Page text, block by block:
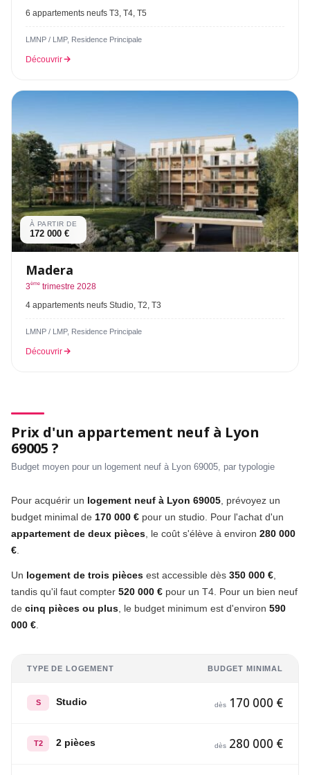
6 appartements neufs T3, T4, T5
LMNP / LMP, Residence Principale
Découvrir
À PARTIR DE
172 000 €
Madera
3ème trimestre 2028
4 appartements neufs Studio, T2, T3
LMNP / LMP, Residence Principale
Découvrir
Prix d'un appartement neuf à Lyon
69005 ?
Budget moyen pour un logement neuf à Lyon 69005, par typologie
Pour acquérir un logement neuf à Lyon 69005 , prévoyez un
budget minimal de 170 000 € pour un studio. Pour l'achat d'un
appartement de deux pièces , le coût s'élève à environ 280 000
€
Un logement de trois pièces est accessible dès 350 000 €
tandis qu'il faut compter 520 000 € pour un T4. Pour un bien neuf
de cinq pièces ou plus , le budget minimum est d'environ 590
000 €
TYPE DE LOGEMENT BUDGET MINIMAL
S Studio dès 170 000 €
T2 2 pièces dès 280 000 €